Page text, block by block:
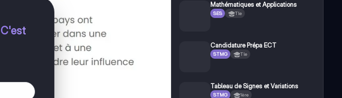
C'est
Mathématiques et Applications
SES Tle
Candidature Prépa ECT
STMG Tle
Tableau de Signes et Variations
STMG 1ère